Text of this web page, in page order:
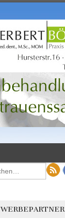
WERBEPARTNER